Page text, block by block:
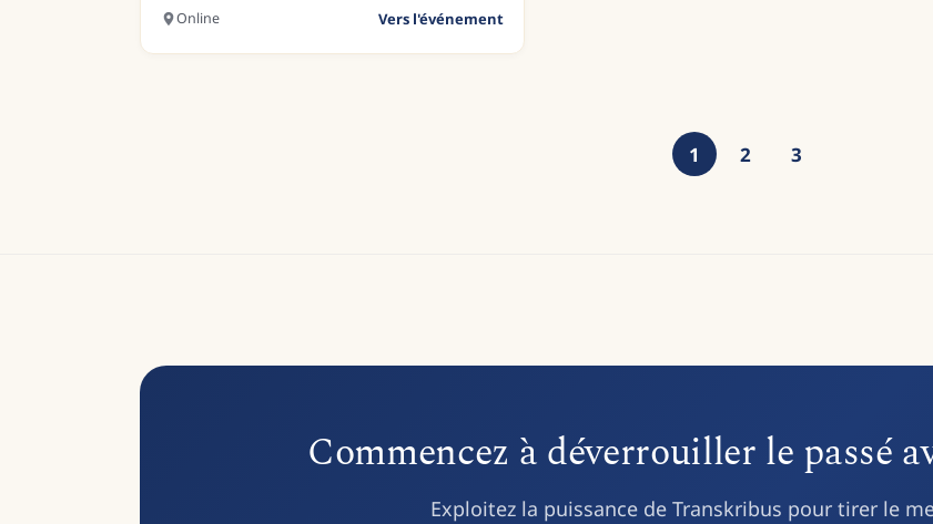
Online Vers l'événement
1 2 3
Commencez à déverrouiller le passé
Exploitez la puissance de Transkribus pour tirer le